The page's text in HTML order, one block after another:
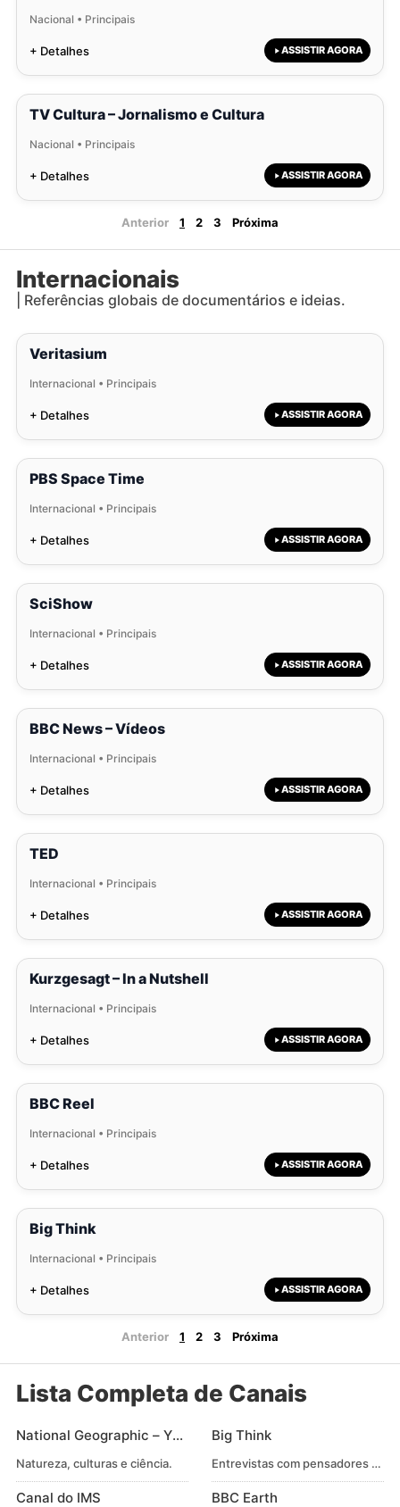
Nacional • Principais
+ Detalhes ASSISTIR AGORA
TV Cultura – Jornalismo e Cultura
Nacional • Principais
+ Detalhes ASSISTIR AGORA
Anterior 1 2 3 Próxima
Internacionais
| Referências globais de documentários e ideias.
Veritasium
Internacional • Principais
+ Detalhes ASSISTIR AGORA
PBS Space Time
Internacional • Principais
+ Detalhes ASSISTIR AGORA
SciShow
Internacional • Principais
+ Detalhes ASSISTIR AGORA
BBC News – Vídeos
Internacional • Principais
+ Detalhes ASSISTIR AGORA
TED
Internacional • Principais
+ Detalhes ASSISTIR AGORA
Kurzgesagt – In a Nutshell
Internacional • Principais
+ Detalhes ASSISTIR AGORA
BBC Reel
Internacional • Principais
+ Detalhes ASSISTIR AGORA
Big Think
Internacional • Principais
+ Detalhes ASSISTIR AGORA
Anterior 1 2 3 Próxima
Lista Completa de Canais
National Geographic – YouTube
Natureza, culturas e ciência.
Canal do IMS
Big Think
Entrevistas com pensadores e
BBC Earth